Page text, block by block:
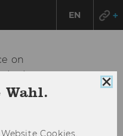
EN
on
MENÜ
Coo­kies.